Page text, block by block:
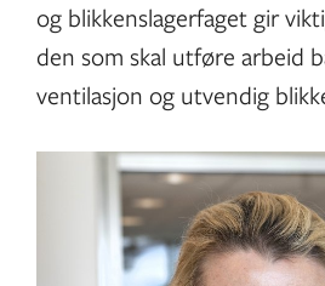
og blikkenslagerfaget gir
den som skal utføre arbeid
ventilasjon og utvendig